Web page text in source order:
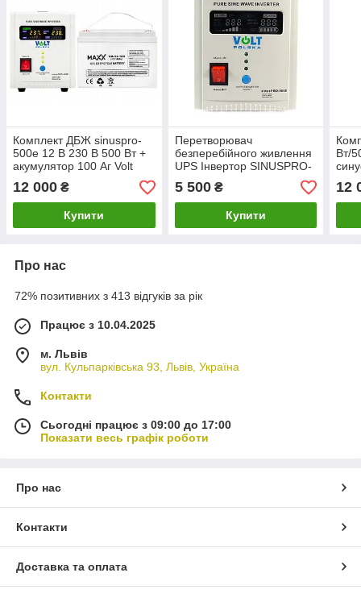
Комплект ДБЖ sinuspro-
500e 12 В 230 В 500 Вт +
акумулятор 100 Аг Volt
Polska
12 000 ₴
Купити
Перетворювач
безперебійного живлення
UPS Інвертор SINUSPRO-
500E 12В/230В 500Вт
VOLT POLSKA
5 500₴
Купити
Вт/
12
Про нас
72% позитивних з 413 відгуків за рік
Працює з 10.04.2025
м. Львів
вул. Кульпарківська 93, Львів, Україна
Контакти
Сьогодні працює з 09:00 до 17:00
Показати весь графік роботи
Про нас
Контакти
Доставка та оплата